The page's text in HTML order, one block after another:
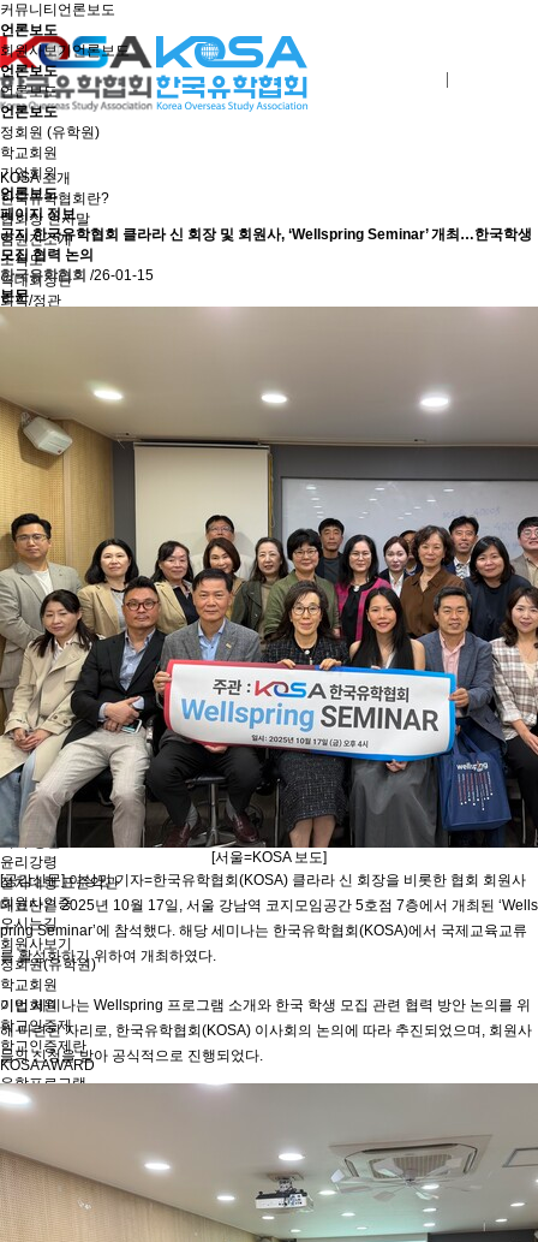
KOSA 소개
한국유학협회란?
협회장 인사말
임원진소개
조직도
역대회장단
회칙/정관
회원사보기
정회원(유학원)
학교회원
기업회원
학교인증제
학교인증제란
KOSA AWARD
유학프로그램
유학프로그램
유학신문고
유학신문고
커뮤니티
NEWS/NOTICE
Q&A
언론보도
메뉴 백그라운드
KOSA 소개
한국유학협회란
협회장 인사말
임원진소개
조직도
역대회장단
회칙/정관
윤리강령
절차대행 표준약관
회원사인증
오시는길
회원사보기
정회원(유학원)
학교회원
기업회원
학교인증제
학교인증제란
KOSA AWARD
유학프로그램
유학신문고
언론보도
회원서비스
로그인
커뮤니티 언론보도
언론보도
회원사보기언론보도
언론보도
언론보도
언론보도
정회원 (유학원)
학교회원
기업회원
언론보도
페이지 정보
공지 한국유학협회 클라라 신 회장 및 회원사, ‘Wellspring Seminar’ 개최…한국학생
모집 협력 논의
한국유학협회 /26-01-15
본문
[서울=KOSA 보도]
[공감신문] 이상민 기자=한국유학협회(KOSA) 클라라 신 회장을 비롯한 협회 회원사
대표단은 2025년 10월 17일, 서울 강남역 코지모임공간 5호점 7층에서 개최된 ‘Wells
pring Seminar’에 참석했다. 해당 세미나는 한국유학협회(KOSA)에서 국제교육교류
를 활성화하기 위하여 개최하였다.
이번 세미나는 Wellspring 프로그램 소개와 한국 학생 모집 관련 협력 방안 논의를 위
해 마련된 자리로, 한국유학협회(KOSA) 이사회의 논의에 따라 추진되었으며, 회원사
들의 신청을 받아 공식적으로 진행되었다.